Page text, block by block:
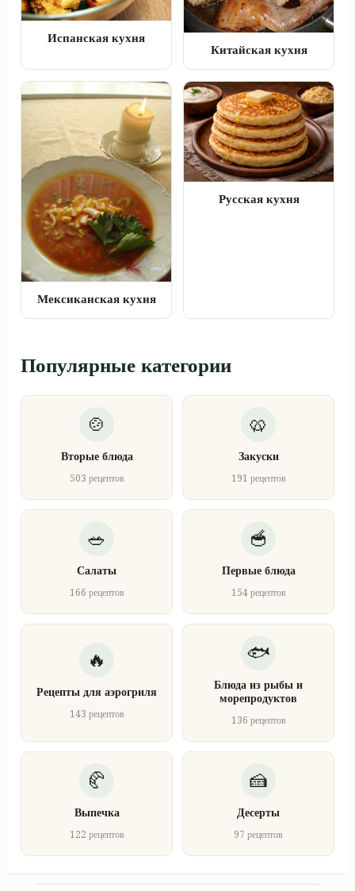
Испанская кухня
Китайская кухня
Мексиканская кухня
Русская кухня
Популярные категории
Вторые блюда
503 рецептов
Закуски
191 рецептов
Салаты
166 рецептов
Первые блюда
154 рецептов
Рецепты для аэрогриля
143 рецептов
Блюда из рыбы и
морепродуктов
136 рецептов
Выпечка
122 рецептов
Десерты
97 рецептов